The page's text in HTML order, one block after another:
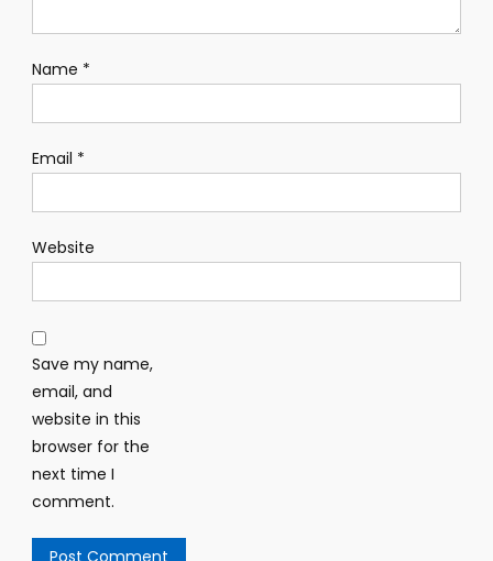
Name *
Email *
Website
Save my name,
email, and
website in this
browser for the
next time I
comment.